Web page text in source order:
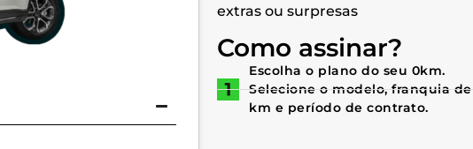
extras ou surpresas
Como assinar?
Escolha o plano do seu 0km.
Selecione o modelo, franquia de
km e período de contrato.